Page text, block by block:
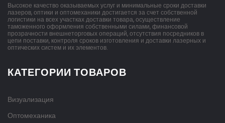
Высокое качество оказываемых услуг и минимальные сроки доставки
лазеров, оптики и оптомеханики достигается за счет собственной
логистики на всех участках доставки товара, осуществление
таможенного оформления собственными силами, финансовой
прозрачности внешнеторговых операций, отсутствия посредников в
цепи поставки, контроля сроков изготовления и доставки лазерных и
оптических систем и их элементов.
КАТЕГОРИИ ТОВАРОВ
Визуализация
Оптомеханика